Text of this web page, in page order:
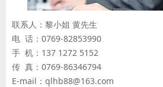
联系人：黎小姐 黄先生
电 话：0769-82853990
手 机：137 1272 5152
传 真：0769-86346794
E-mail：qlhb88@163.com